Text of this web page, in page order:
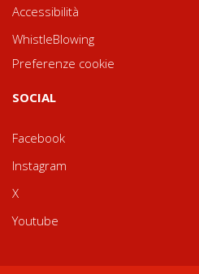
Accessibilità
WhistleBlowing
Preferenze cookie
SOCIAL
Facebook
Instagram
X
Youtube